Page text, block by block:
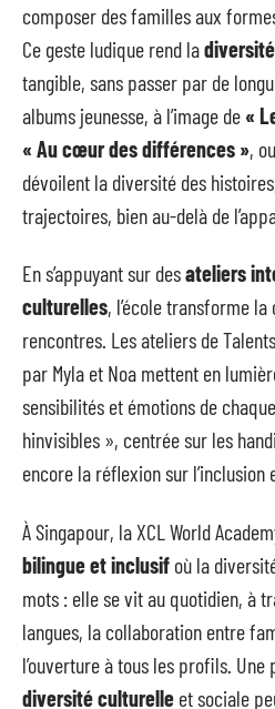
composer des familles aux
Ce geste ludique rend la
tangible, sans passer par de
albums jeunesse, à l’image de «
« Au cœur des différences »,
dévoilent la diversité des
trajectoires, bien au-delà de
En s’appuyant sur desateliers
culturelles, l’école transforme
rencontres. Les ateliers de
par Myla et Noa mettent en
sensibilités et émotions de
hinvisibles », centrée sur les
encore la réflexion sur
À Singapour, la XCL World
bilingue et inclusif où la
mots : elle se vit au quotidien, à
langues, la collaboration entre
l’ouverture à tous les profils.
diversité culturelle et sociale